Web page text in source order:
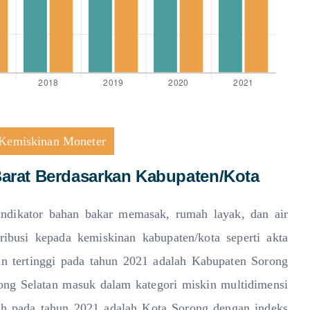
Moneter
Berdasarkan Kabupaten/Kota
bahan bakar memasak, rumah layak, dan air
kepada kemiskinan kabupaten/kota seperti akta
tertinggi pada tahun 2021 adalah Kabupaten Sorong
Selatan masuk dalam kategori miskin multidimensi